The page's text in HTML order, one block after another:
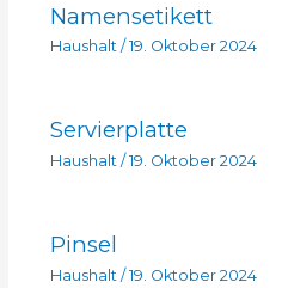
Namensetikett
Haushalt/ 19. Oktober 2024
Servierplatte
Haushalt / 19. Oktober 2024
Pinsel
Haushalt /19. Oktober 2024